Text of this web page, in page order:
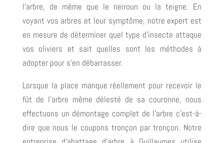
l’arbre, de même que le neiroun ou la teigne. En
voyant vos arbres et leur symptôme, notre expert est
en mesure de déterminer quel type d’insecte attaque
vos oliviers et sait quelles sont les méthodes à
adopter pour s’en débarrasser.
Lorsque la place manque réellement pour recevoir le
fût de l’arbre même délesté de sa couronne, nous
effectuons un démontage complet de l’arbre c’est-à-
dire que nous le coupons tronçon par tronçon. Notre